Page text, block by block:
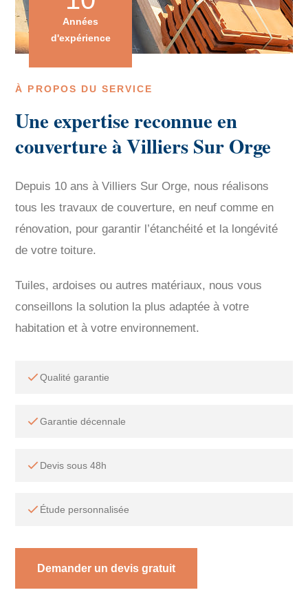
À PROPOS DU SERVICE
Une expertise reconnue en
couverture à Villiers Sur Orge
Depuis 10 ans à Villiers Sur Orge, nous réalisons
tous les travaux de couverture, en neuf comme en
rénovation, pour garantir l’étanchéité et la longévité
de votre toiture.
Tuiles, ardoises ou autres matériaux, nous vous
conseillons la solution la plus adaptée à votre
habitation et à votre environnement.
Qualité garantie
Garantie décennale
Devis sous 48h
Étude personnalisée
Demander un devis gratuit
Années
d'expérience